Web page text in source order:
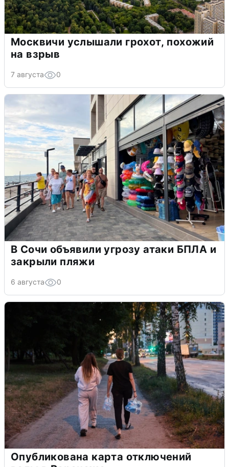
Москвичи услышали грохот, похожий
на взрыв
7 августа 0
В Сочи объявили угрозу атаки БПЛА и
закрыли пляжи
6 августа 0
Опубликована карта отключений